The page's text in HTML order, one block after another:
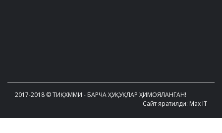
2017-2018 © ТИҚХММИ - БАРЧА ҲУҚУҚЛАР ҲИМОЯЛАНГАН!
Сайт яратилди: Max IT